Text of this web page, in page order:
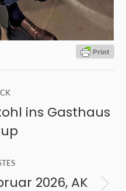
ins Gasthaus
2026, AK